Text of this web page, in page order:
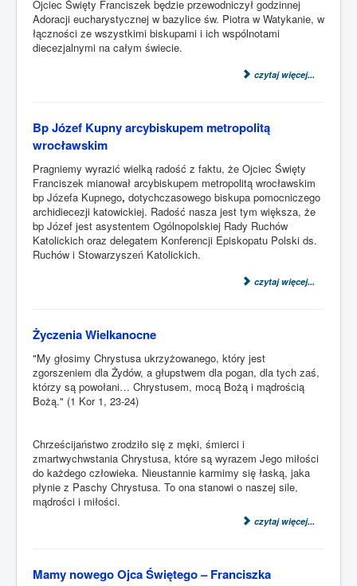
Ojciec Święty Franciszek będzie przewodniczył godzinnej
Adoracji eucharystycznej w bazylice św. Piotra w Watykanie, w
łączności ze wszystkimi biskupami i ich wspólnotami
diecezjalnymi na całym świecie.
czytaj więcej...
Bp Józef Kupny arcybiskupem metropolitą
wrocławskim
Pragniemy wyrazić wielką radość z faktu, że Ojciec Święty
Franciszek mianował arcybiskupem metropolitą wrocławskim
bp Józefa Kupnego, dotychczasowego biskupa pomocniczego
archidiecezji katowickiej. Radość nasza jest tym większa, że
bp Józef jest asystentem Ogólnopolskiej Rady Ruchów
Katolickich oraz delegatem Konferencji Episkopatu Polski ds.
Ruchów i Stowarzyszeń Katolickich.
czytaj więcej...
Życzenia Wielkanocne
"My głosimy Chrystusa ukrzyżowanego, który jest
zgorszeniem dla Żydów, a głupstwem dla pogan, dla tych zaś,
którzy są powołani… Chrystusem, mocą Bożą i mądrością
Bożą." (1 Kor 1, 23-24)
Chrześcijaństwo zrodziło się z męki, śmierci i
zmartwychwstania Chrystusa, które są wyrazem Jego miłości
do każdego człowieka. Nieustannie karmimy się łaską, jaka
płynie z Paschy Chrystusa. To ona stanowi o naszej sile,
mądrości i miłości.
czytaj więcej...
Mamy nowego Ojca Świętego – Franciszka